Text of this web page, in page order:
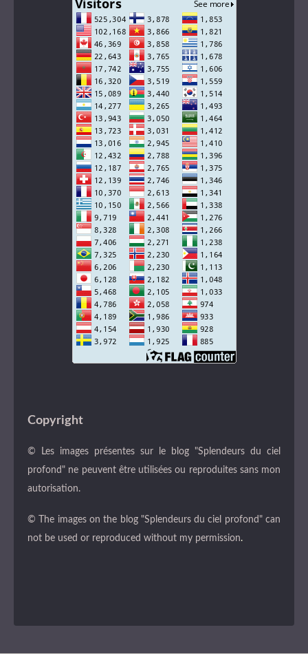
Copyright
© Les images présentes sur le blog "Splendeurs du ciel
profond" ne peuvent être utilisées ou reproduites sans mon
autorisation.
© The images on the blog "Splendeurs du ciel profond" can
not be used or reproduced without my permission.